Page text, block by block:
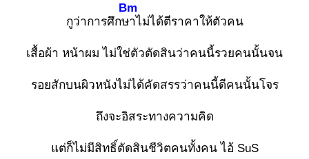
กูว่าการศึกษา
Bm
ไม่ได้ตีราคาให้ตัวคน
เสื้อผ้า หน้าผม ไม่ใช่ตัวตัดสินว่าคนนี้รวยคนนั้นจน
รอยสักบนผิวหนังไม่ได้คัดสรรว่าคนนี้ดีคนนั้นโจร
ถึงจะอิสระทางความคิด
แต่ก็ไม่มีสิทธิ์ตัดสินชีวิตคนทั้งคน ไอ้ SuS